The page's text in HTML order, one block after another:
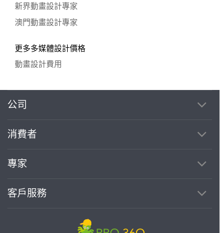
新界動畫設計專家
澳門動畫設計專家
更多多媒體設計價格
動畫設計費用
公司
消費者
專家
客戶服務